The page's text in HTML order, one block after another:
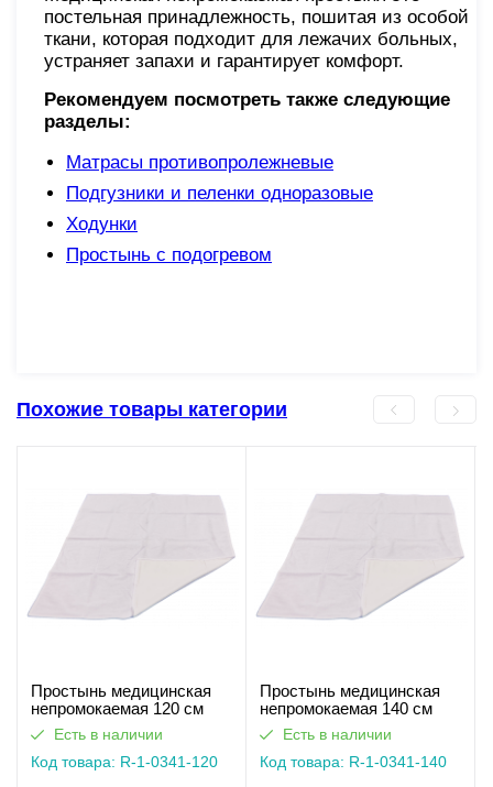
постельная принадлежность, пошитая из особой
ткани, которая подходит для лежачих больных,
устраняет запахи и гарантирует комфорт.
Рекомендуем посмотреть также следующие
разделы:
Матрасы противопролежневые
Подгузники и пеленки одноразовые
Ходунки
Простынь с подогревом
Похожие товары категории
Простынь медицинская
непромокаемая 120 см
Есть в наличии
Код товара: R-1-0341-120
Простынь медицинская
непромокаемая 140 см
Есть в наличии
Код товара: R-1-0341-140